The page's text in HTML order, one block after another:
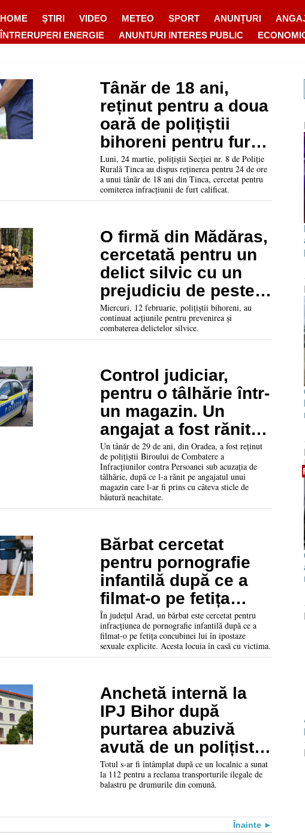
HOME ŞTIRI VIDEO METEO SPORT ANUNȚURI
ÎNTRERUPERI ENERGIE
ANUNTURI INTERES PUBLIC
Tânăr de 18 ani,
reținut pentru a doua
oară de polițiștii
bihoreni pentru furt
calificat
Luni, 24 martie, polițiștii Secției nr. 8 de Poliție
Rurală Tinca au dispus reținerea pentru 24 de ore
a unui tânăr de 18 ani din Tinca, cercetat pentru
comiterea infracțiunii de furt calificat.
O firmă din Mădăras,
cercetată pentru un
delict silvic cu un
prejudiciu de peste
34.000 de lei
Miercuri, 12 februarie, polițiștii bihoreni, au
continuat acțiunile pentru prevenirea și
combaterea delictelor silvice.
Control judiciar,
pentru o tâlhărie într-
un magazin. Un
angajat a fost rănit
de un orădean care
ar fi furat băuturi
Un tânăr de 29 de ani, din Oradea, a fost reținut
de polițiștii Biroului de Combatere a
Infracțiunilor contra Persoanei sub acuzația de
tâlhărie, după ce l-a rănit pe angajatul unui
magazin care l-ar fi prins cu câteva sticle de
băutură neachitate.
Bărbat cercetat
pentru pornografie
infantilă după ce a
filmat-o pe fetița
concubinei lui în
timp ce dormea sau
era la baie
În județul Arad, un bărbat este cercetat pentru
infracțiunea de pornografie infantilă după ce a
filmat-o pe fetița concubinei lui în ipostaze
sexuale explicite. Acesta locuia în casă cu victima.
Anchetă internă la
IPJ Bihor după
purtarea abuzivă
avută de un polițist
în cazul unui
intervenții
Totul s-ar fi întâmplat după ce un localnic a sunat
la 112 pentru a reclama transporturile ilegale de
balastru pe drumurile din comună.
Înainte